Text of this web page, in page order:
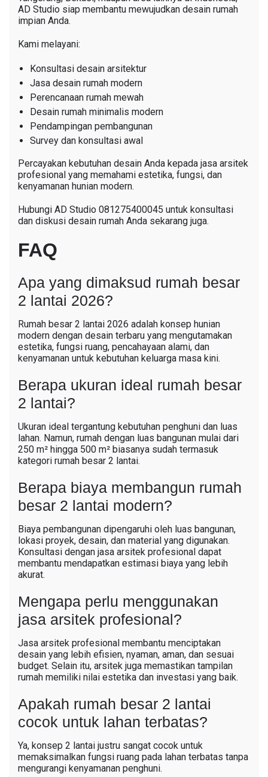
AD Studio siap membantu mewujudkan desain rumah
impian Anda.
Kami melayani:
Konsultasi desain arsitektur
Jasa desain rumah modern
Perencanaan rumah mewah
Desain rumah minimalis modern
Pendampingan pembangunan
Survey dan konsultasi awal
Percayakan kebutuhan desain Anda kepada jasa arsitek
profesional yang memahami estetika, fungsi, dan
kenyamanan hunian modern.
Hubungi AD Studio 081275400045 untuk konsultasi
dan diskusi desain rumah Anda sekarang juga.
FAQ
Apa yang dimaksud rumah besar
2 lantai 2026?
Rumah besar 2 lantai 2026 adalah konsep hunian
modern dengan desain terbaru yang mengutamakan
estetika, fungsi ruang, pencahayaan alami, dan
kenyamanan untuk kebutuhan keluarga masa kini.
Berapa ukuran ideal rumah besar
2 lantai?
Ukuran ideal tergantung kebutuhan penghuni dan luas
lahan. Namun, rumah dengan luas bangunan mulai dari
250 m² hingga 500 m² biasanya sudah termasuk
kategori rumah besar 2 lantai.
Berapa biaya membangun rumah
besar 2 lantai modern?
Biaya pembangunan dipengaruhi oleh luas bangunan,
lokasi proyek, desain, dan material yang digunakan.
Konsultasi dengan jasa arsitek profesional dapat
membantu mendapatkan estimasi biaya yang lebih
akurat.
Mengapa perlu menggunakan
jasa arsitek profesional?
Jasa arsitek profesional membantu menciptakan
desain yang lebih efisien, nyaman, aman, dan sesuai
budget. Selain itu, arsitek juga memastikan tampilan
rumah memiliki nilai estetika dan investasi yang baik.
Apakah rumah besar 2 lantai
cocok untuk lahan terbatas?
Ya, konsep 2 lantai justru sangat cocok untuk
memaksimalkan fungsi ruang pada lahan terbatas tanpa
mengurangi kenyamanan penghuni.